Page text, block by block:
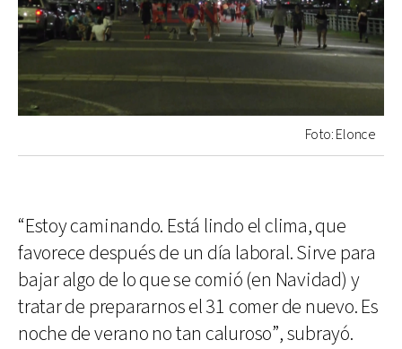
Foto: Elonce
“Estoy caminando. Está lindo el clima, que
favorece después de un día laboral. Sirve para
bajar algo de lo que se comió (en Navidad) y
tratar de prepararnos el 31 comer de nuevo. Es
noche de verano no tan caluroso”, subrayó.